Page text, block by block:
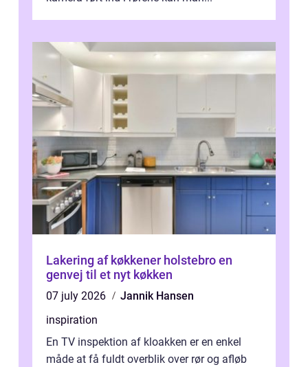
Lakering af køkkener holstebro en
genvej til et nyt køkken
07 july 2026
Jannik Hansen
inspiration
En TV inspektion af kloakken er en enkel
måde at få fuldt overblik over rør og afløb